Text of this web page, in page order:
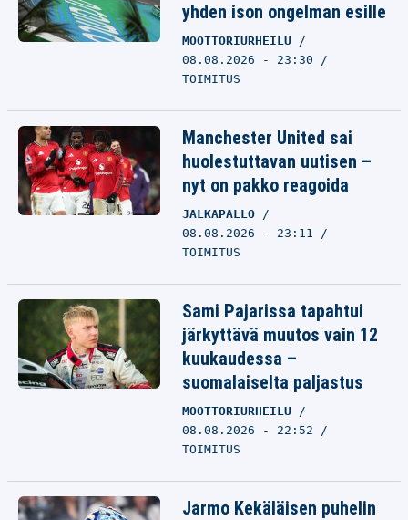
yhden ison ongelman esille
MOOTTORIURHEILU
08.08.2026 - 23:30
TOIMITUS
Manchester United sai
huolestuttavan uutisen –
nyt on pakko reagoida
JALKAPALLO
08.08.2026 - 23:11
TOIMITUS
Sami Pajarissa tapahtui
järkyttävä muutos vain 12
kuukaudessa –
suomalaiselta paljastus
MOOTTORIURHEILU
08.08.2026 - 22:52
TOIMITUS
Jarmo Kekäläisen puhelin